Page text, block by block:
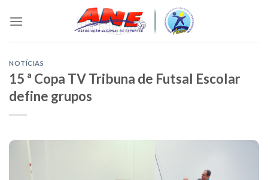
NOTÍCIAS
15 ª Copa TV Tribuna de Futsal Escolar
define grupos